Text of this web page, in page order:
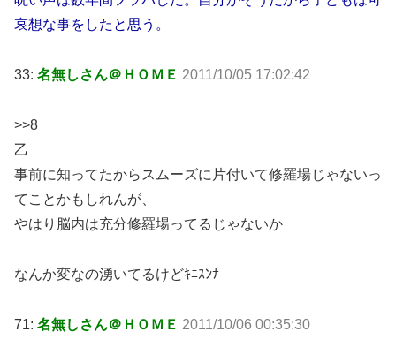
哀想な事をしたと思う。
33: 名無しさん＠ＨＯＭＥ 2011/10/05 17:02:42
>>8
乙
事前に知ってたからスムーズに片付いて修羅場じゃないっ
てことかもしれんが、
やはり脳内は充分修羅場ってるじゃないか
なんか変なの湧いてるけどｷﾆｽﾝﾅ
71: 名無しさん＠ＨＯＭＥ 2011/10/06 00:35:30